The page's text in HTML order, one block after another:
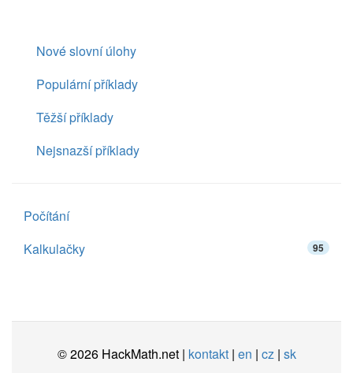
Nové slovní úlohy
Populární příklady
Těžší příklady
Nejsnazší příklady
Počítání
Kalkulačky
95
© 2026 HackMath.net | kontakt| en | cz| sk